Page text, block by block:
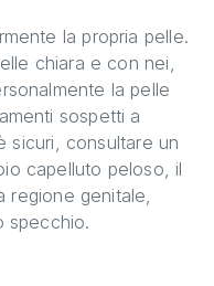
la propria pelle.
chiara e con nei,
la pelle
sospetti a
sicuri, consultare un
capelluto peloso, il
genitale,
specchio.